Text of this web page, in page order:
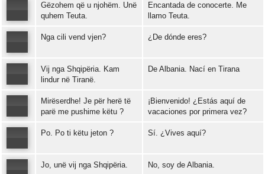
Error loading: "https://www.idiomaspc.com/curso-aprender-albanes-basico/audio/3005.mp3"
Gëzohem që u njohëm. Unë
quhem Teuta.
Encantada de conocerte. Me
llamo Teuta.
Nga cili vend vjen? ¿De dónde eres?
Error loading: "https://www.idiomaspc.com/curso-aprender-albanes-basico/audio/3008.mp3"
Vij nga Shqipëria. Kam
lindur në Tiranë.
De Albania. Nací en Tirana
Mirëserdhe! Je për herë të
parë me pushime këtu ?
¡Bienvenido! ¿Estás aquí de
vacaciones por primera vez?
Po. Po ti këtu jeton ? Sí. ¿Vives aquí?
Jo, unë vij nga Shqipëria. No, soy de Albania.